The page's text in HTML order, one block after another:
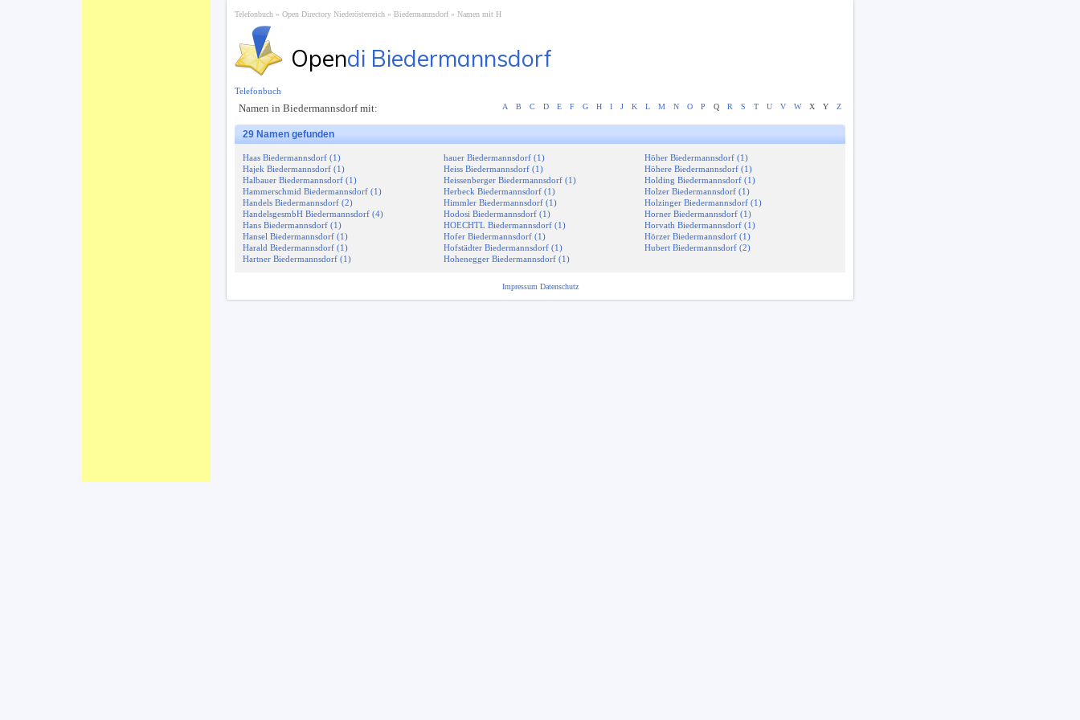
Telefonbuch Open Directory Niederösterreich Biedermannsdorf Namen mit H
Opendi Biedermannsdorf
Namen in Biedermannsdorf mit: A B C D E F G H I J K L M N O P Q R S T U V W X Y Z
29 Namen gefunden
Haas Biedermannsdorf (1)
Hajek Biedermannsdorf (1)
Halbauer Biedermannsdorf (1)
Hammerschmid Biedermannsdorf (1)
Handels Biedermannsdorf (2)
HandelsgesmbH Biedermannsdorf (4)
Hans Biedermannsdorf (1)
Hansel Biedermannsdorf (1)
Harald Biedermannsdorf (1)
Hartner Biedermannsdorf (1)
hauer Biedermannsdorf (1)
Heiss Biedermannsdorf (1)
Heissenberger Biedermannsdorf (1)
Herbeck Biedermannsdorf (1)
Himmler Biedermannsdorf (1)
Hodosi Biedermannsdorf (1)
HOECHTL Biedermannsdorf (1)
Hofer Biedermannsdorf (1)
Hofstädter Biedermannsdorf (1)
Hohenegger Biedermannsdorf (1)
Höher Biedermannsdorf (1)
Höhere Biedermannsdorf (1)
Holding Biedermannsdorf (1)
Holzer Biedermannsdorf (1)
Holzinger Biedermannsdorf (1)
Horner Biedermannsdorf (1)
Horvath Biedermannsdorf (1)
Hörzer Biedermannsdorf (1)
Hubert Biedermannsdorf (2)
Telefonbuch
Impressum Datenschutz